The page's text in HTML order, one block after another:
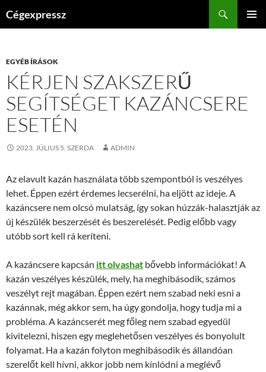
Cégexpressz
EGYÉB ÍRÁSOK
KÉRJEN SZAKSZERŰ
SEGÍTSÉGET KAZÁNCSERE
ESETÉN
2023. JÚLIUS 5. SZERDA ADMIN
Az elavult kazán használata több szempontból is veszélyes
lehet. Éppen ezért érdemes lecserélni, ha eljött az ideje. A
kazáncsere nem olcsó mulatság, így sokan húzzák-halasztják az
új készülék beszerzését és beszerelését. Pedig előbb vagy
utóbb sort kell rá keríteni.
A kazáncsere kapcsán itt olvashat bővebb információkat! A
kazán veszélyes készülék, mely, ha meghibásodik, számos
veszélyt rejt magában. Éppen ezért nem szabad neki esni a
kazánnak, még akkor sem, ha úgy gondolja, hogy tudja mi a
probléma. A kazáncserét meg főleg nem szabad egyedül
kivitelezni, hiszen egy meglehetősen veszélyes és bonyolult
folyamat. Ha a kazán folyton meghibásodik és állandóan
szerelőt kell hívni, akkor jobb nem kínlódni a meglévő